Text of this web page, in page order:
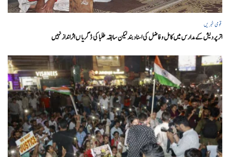
قومی خبریں
اتر پردیش کےمدارس میں کامل و فاضل کی اسناد بند لیکن سابقہ طلبا کی ڈگریا ں اثرانداز نہیں